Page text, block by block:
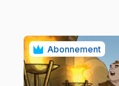
Abonnement